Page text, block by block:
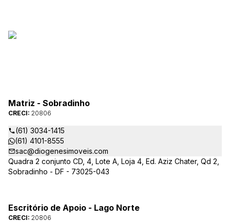
Matriz - Sobradinho
CRECI: 20806
(61) 3034-1415
(61) 4101-8555
sac@diogenesimoveis.com
Quadra 2 conjunto CD, 4, Lote A, Loja 4, Ed. Aziz Chater, Qd 2,
Sobradinho - DF - 73025-043
Escritório de Apoio - Lago Norte
CRECI: 20806